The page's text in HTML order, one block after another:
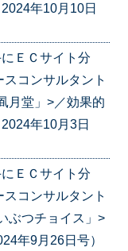
年10月10日
ＥＣサイト分
コンサルタント
堂」>／効果的
年10月3日
ＥＣサイト分
コンサルタント
つチョイス」>
年9月26日号）